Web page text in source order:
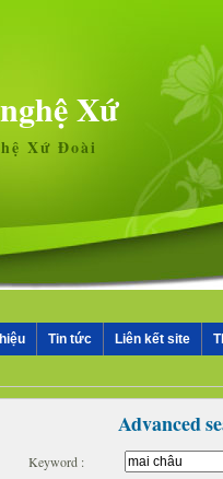
Xứ Đoài
Tin tức Liên kết site
Advanced
Keyword :